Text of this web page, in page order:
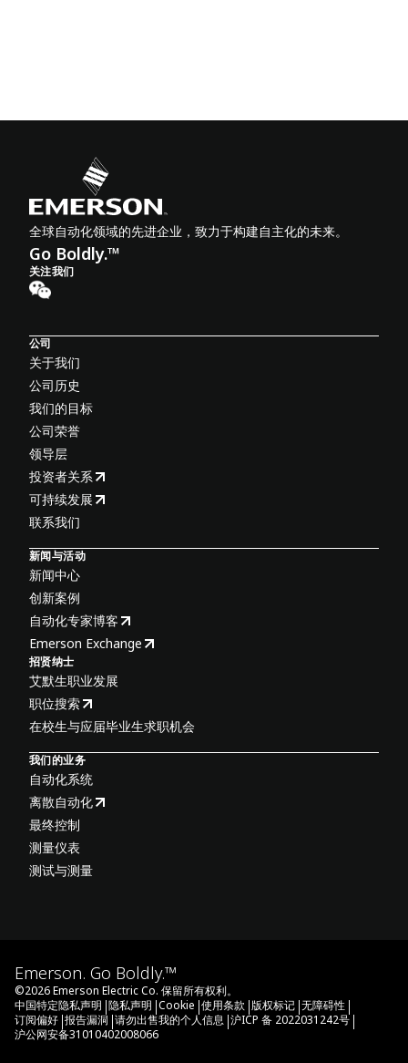
全球自动化领域的先进企业，致力于构建自主化的未来。
Go Boldly.™
关注我们
公司
关于我们
公司历史
我们的目标
公司荣誉
领导层
投资者关系
可持续发展
联系我们
新闻与活动
新闻中心
创新案例
自动化专家博客
Emerson Exchange
招贤纳士
艾默生职业发展
职位搜索
在校生与应届毕业生求职机会
我们的业务
自动化系统
离散自动化
最终控制
测量仪表
测试与测量
Emerson. Go Boldly.™
©2026Emerson Electric Co. 保留所有权利。
中国特定隐私声明 |隐私声明 |Cookie |使用条款 |版权标记 |无障碍性 |
订阅偏好 |报告漏洞 |请勿出售我的个人信息 |沪ICP 备 2022031242号 |
沪公网安备31010402008066